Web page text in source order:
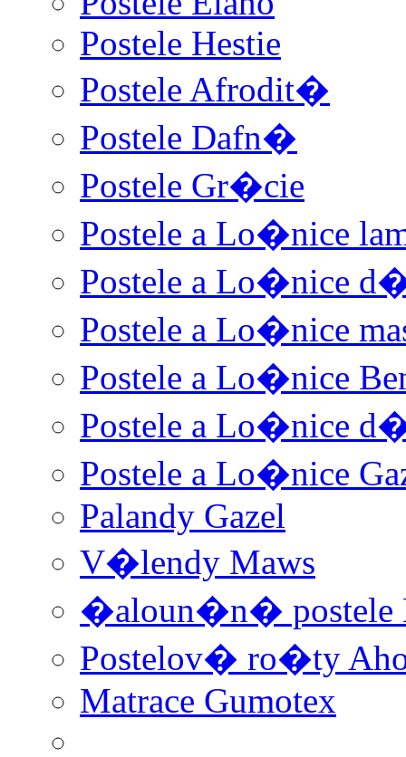
Postele Hestie
Postele Afrodit�
Postele Dafn�
Postele Gr�cie
Postele a Lo�nice
Postele a Lo�nice
Postele a Lo�nice
Postele a Lo�nice
Postele a Lo�nice
Postele a Lo�nice
Palandy Gazel
V�lendy Maws
�aloun�n� postele
Postelov� ro�ty
Matrace Gumotex